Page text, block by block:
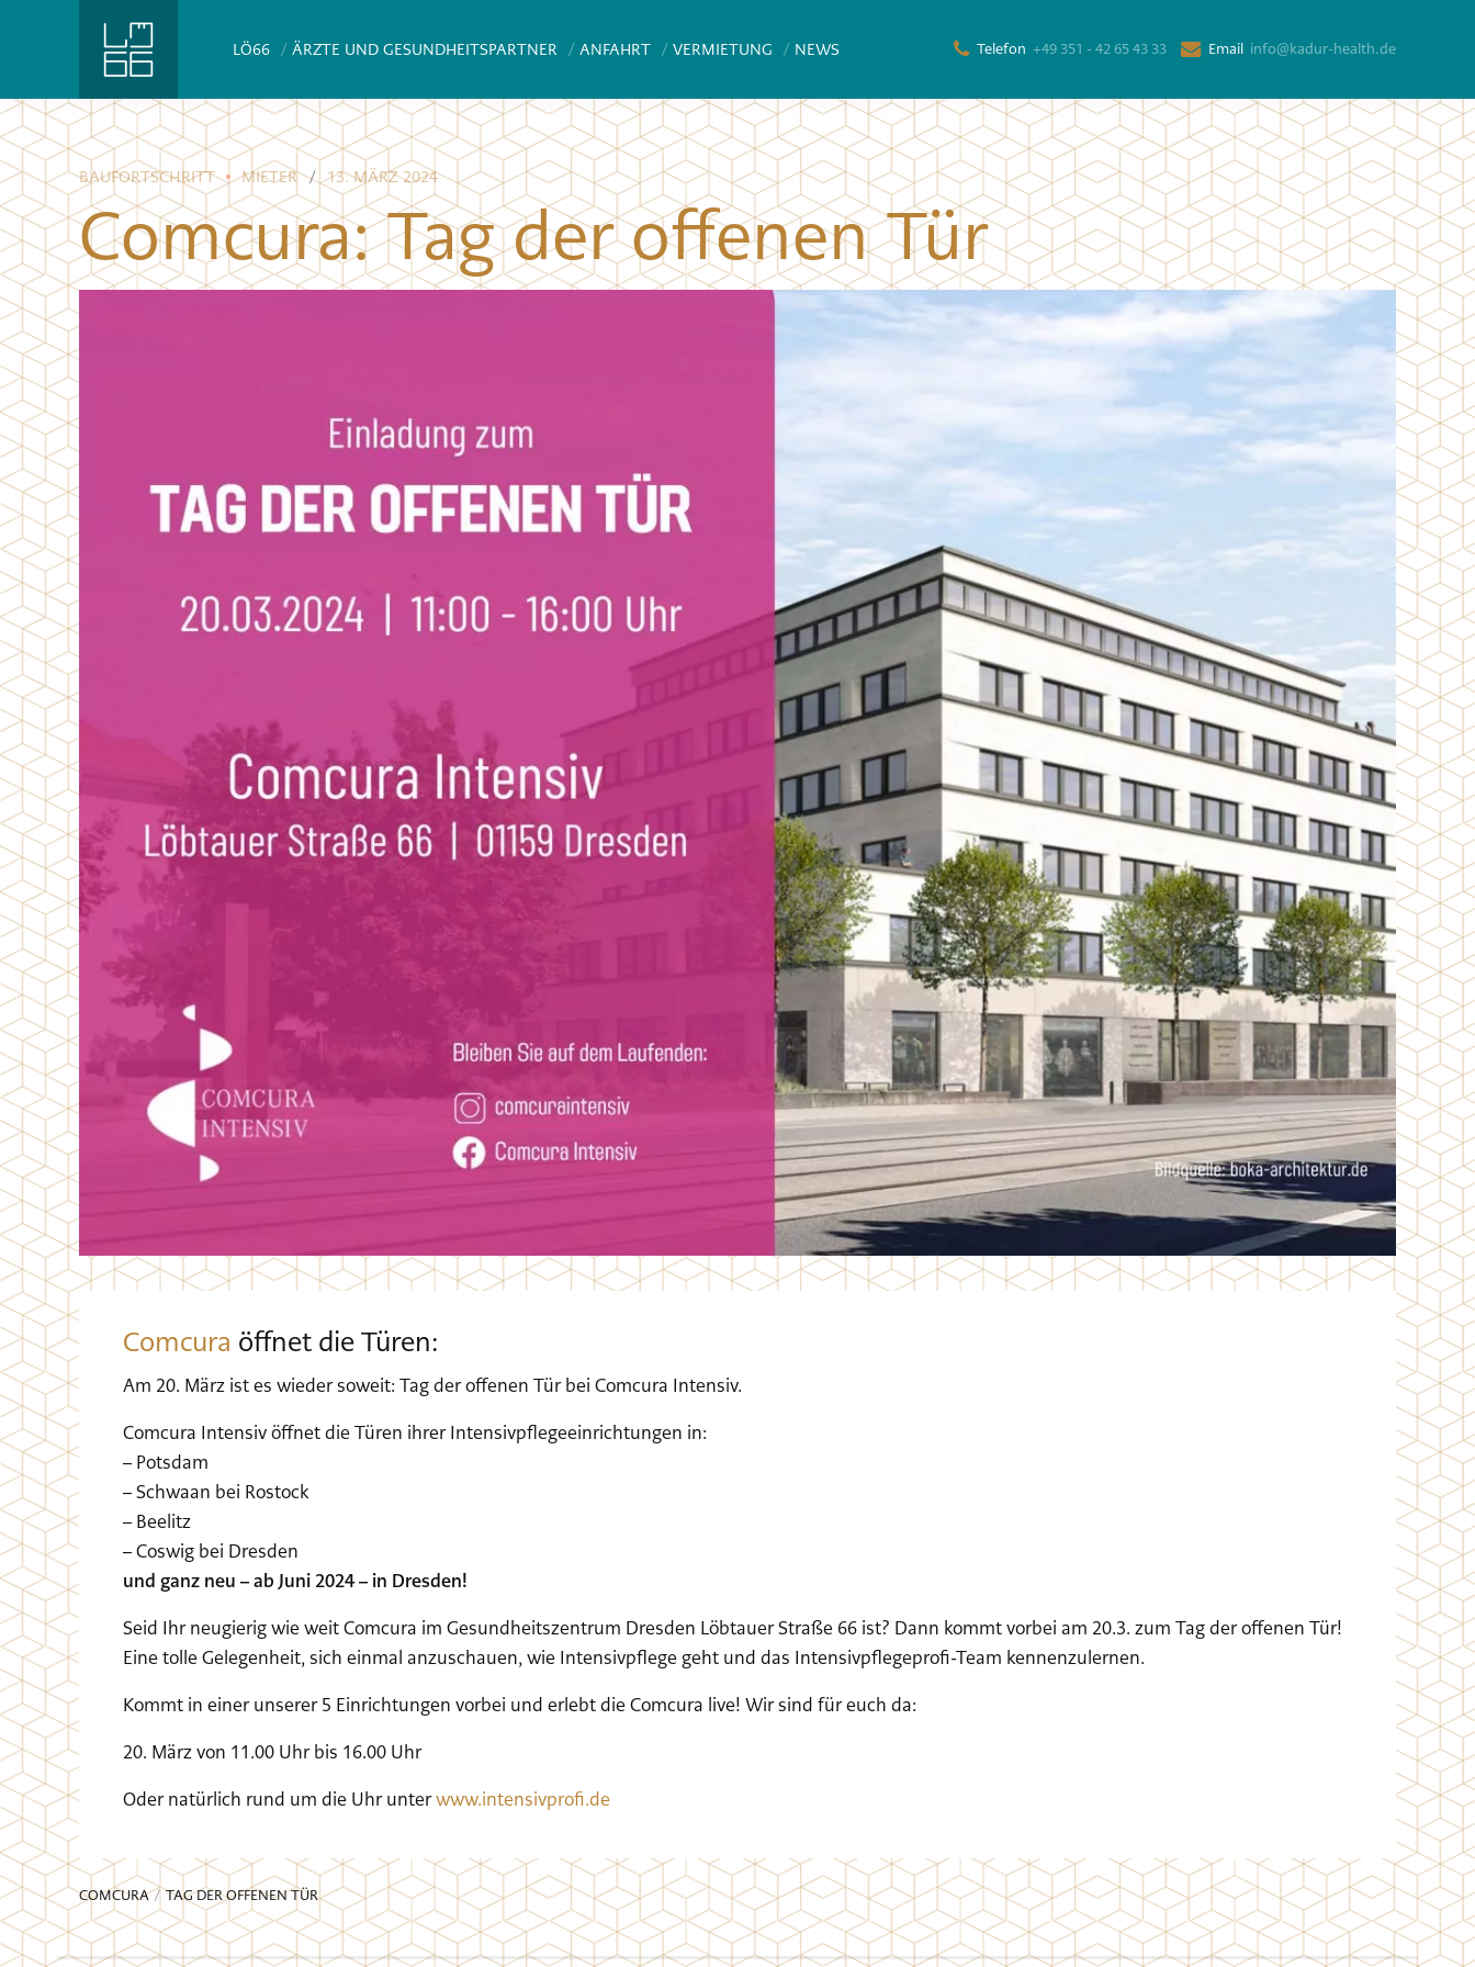
Telefon +49 351 - 42 65 43 33 Email info@kadur-health.de
LÖ66 ÄRZTE UND GESUNDHEITSPARTNER ANFAHRT VERMIETUNG NEWS
BAUFORTSCHRITT MIETER 13. MÄRZ 2024
Comcura: Tag der offenen Tür
Comcura öffnet die Türen:
Am 20. März ist es wieder soweit: Tag der offenen Tür bei Comcura Intensiv.
Comcura Intensiv öffnet die Türen ihrer Intensivpflegeeinrichtungen in:
– Potsdam
– Schwaan bei Rostock
– Beelitz
– Coswig bei Dresden
und ganz neu – ab Juni 2024 – in Dresden!
Seid Ihr neugierig wie weit Comcura im Gesundheitszentrum Dresden Löbtauer Straße 66 ist? Dann kommt vorbei am 20.3. zum Tag der offenen Tür!
Eine tolle Gelegenheit, sich einmal anzuschauen, wie Intensivpflege geht und das Intensivpflegeprofi-Team kennenzulernen.
Kommt in einer unserer 5 Einrichtungen vorbei und erlebt die Comcura live! Wir sind für euch da:
20. März von 11.00 Uhr bis 16.00 Uhr
Oder natürlich rund um die Uhr unterwww.intensivprofi.de
COMCURA TAG DER OFFENEN TÜR